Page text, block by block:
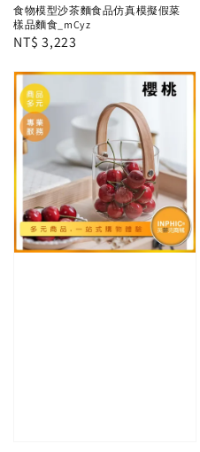
食物模型沙茶麵食品仿真模擬假菜
樣品麵食_mCyz
Regular
NT$ 3,223